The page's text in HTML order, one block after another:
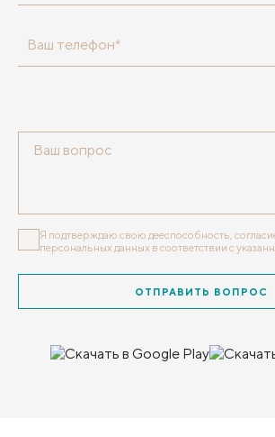
Ваш телефон*
Я подтверждаю свою дееспособность,
персональных данных в соответствии с
ОТПРАВИТЬ ВОПРОС